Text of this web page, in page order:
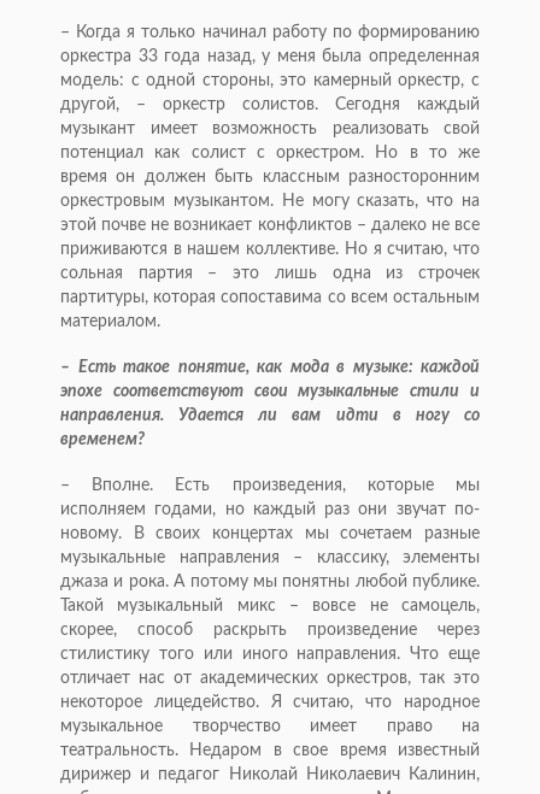
– Когда я только начинал работу по формированию
оркестра 33 года назад, у меня была определенная
модель: с одной стороны, это камерный оркестр, с
другой, – оркестр солистов. Сегодня каждый
музыкант имеет возможность реализовать свой
потенциал как солист с оркестром. Но в то же
время он должен быть классным разносторонним
оркестровым музыкантом. Не могу сказать, что на
этой почве не возникает конфликтов – далеко не все
приживаются в нашем коллективе. Но я считаю, что
сольная партия – это лишь одна из строчек
партитуры, которая сопоставима со всем остальным
материалом.
– Есть такое понятие, как мода в музыке: каждой
эпохе соответствуют свои музыкальные стили и
направления. Удается ли вам идти в ногу со
временем?
– Вполне. Есть произведения, которые мы
исполняем годами, но каждый раз они звучат по-
новому. В своих концертах мы сочетаем разные
музыкальные направления – классику, элементы
джаза и рока. А потому мы понятны любой публике.
Такой музыкальный микс – вовсе не самоцель,
скорее, способ раскрыть произведение через
стилистику того или иного направления. Что еще
отличает нас от академических оркестров, так это
некоторое лицедейство. Я считаю, что народное
музыкальное творчество имеет право на
театральность. Недаром в свое время известный
дирижер и педагог Николай Николаевич Калинин,